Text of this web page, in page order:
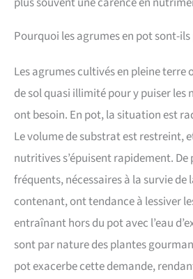
Pourquoi les agrumes en pot sont-
Les agrumes cultivés en pleine terre
de sol quasi illimité pour y puiser
ont besoin. En pot, la situation est
Le volume de substrat est restreint,
nutritives s’épuisent rapidement. De
fréquents, nécessaires à la survie de
contenant, ont tendance à lessiver
entraînant hors du pot avec l’eau
sont par nature des plantes
pot exacerbe cette demande,